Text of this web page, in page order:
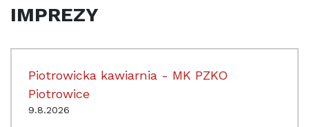
IMPREZY
Piotrowicka kawiarnia - MK PZKO
Piotrowice
9.8.2026